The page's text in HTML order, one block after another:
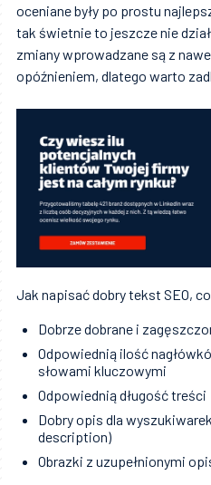
oceniane były po prostu
tak świetnie to jeszcze nie
zmiany wprowadzane są z
opóźnieniem, dlatego warto
Jak napisać dobry tekst SEO,
Dobrze dobrane i
Odpowiednią ilość
słowami kluczowymi
Odpowiednią długość treści
Dobry opis dla
description)
Obrazki z uzupełnionymi